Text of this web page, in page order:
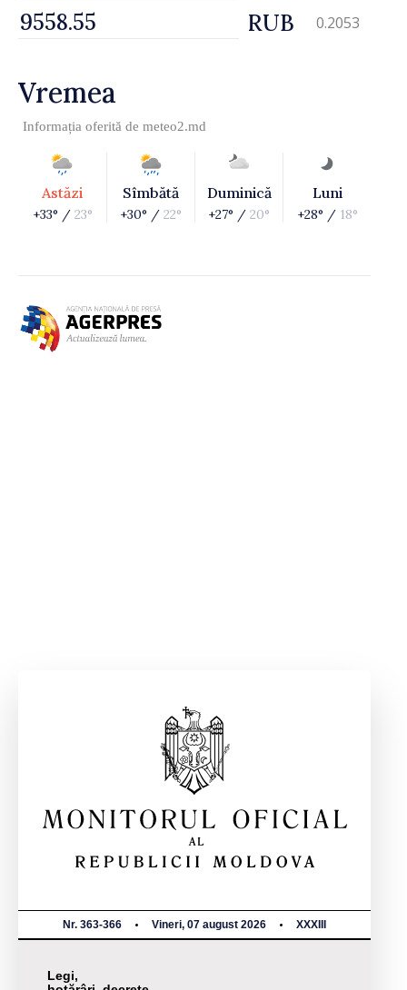
RUB 0.2053
Vremea
Informația oferită de meteo2.md
Astăzi
+33° / 23°
Sîmbătă
+30° / 22°
Duminică
+27° / 20°
Luni
+28° / 18°
Nr. 363-366 Vineri, 07 august 2026 XXXIII
Legi,